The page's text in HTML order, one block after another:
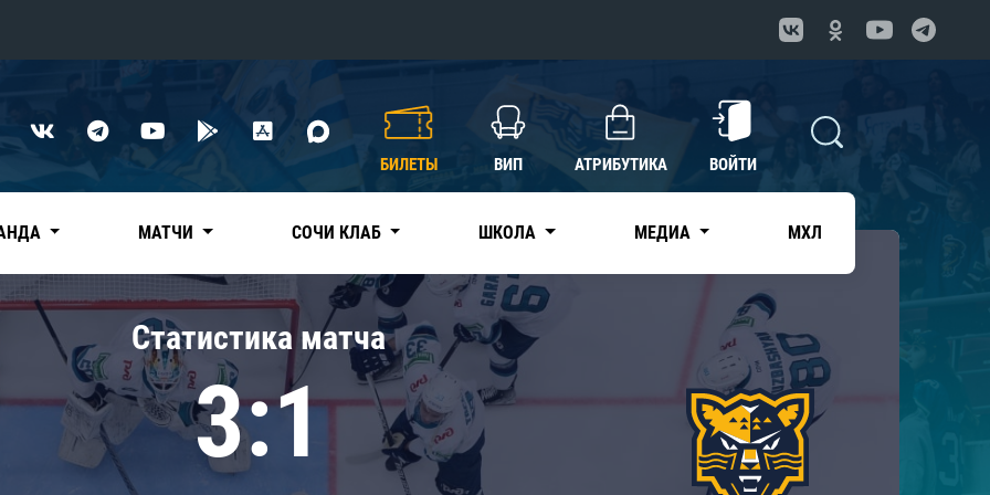
Нефтехимик
Дивизион Чернышева
Авангард
Адмирал
КХЛ
БИЛЕТЫ ВИП АТРИБУТИКА ВОЙТИ
МАТЧИ СОЧИ КЛАБ ШКОЛА МЕДИА МХЛ
Статистика матча
3:1